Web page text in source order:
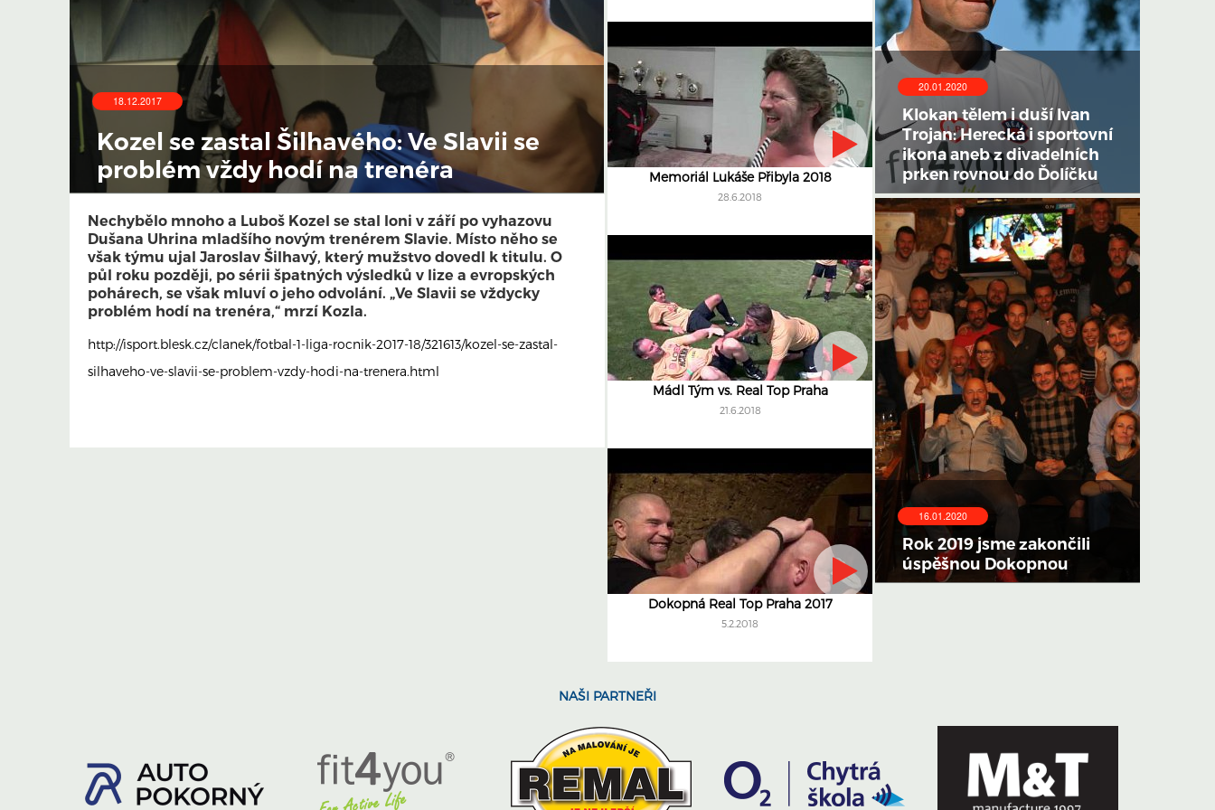
18.12.2017
Kozel se zastal Šilhavého: Ve Slavii se
problém vždy hodí na trenéra
Nechybělo mnoho a Luboš Kozel se stal loni v září po vyhazovu
Dušana Uhrina mladšího novým trenérem Slavie. Místo něho se
však týmu ujal Jaroslav Šilhavý, který mužstvo dovedl k titulu. O
půl roku později, po sérii špatných výsledků v lize a evropských
pohárech, se však mluví o jeho odvolání. „Ve Slavii se vždycky
problém hodí na trenéra,“ mrzí Kozla.
http://isport.blesk.cz/clanek/fotbal-1-liga-rocnik-2017-18/321613/kozel-se-zastal-
silhaveho-ve-slavii-se-problem-vzdy-hodi-na-trenera.html
Memoriál Lukáše Přibyla 2018
28.6.2018
Mádl Tým vs. Real Top Praha
21.6.2018
Dokopná Real Top Praha 2017
5.2.2018
20.01.2020
Klokan tělem i duší Ivan
Trojan: Herecká i sportovní
ikona aneb z divadelních
prken rovnou do Ďolíčku
16.01.2020
Rok 2019 jsme zakončili
úspěšnou Dokopnou
NAŠI PARTNEŘI